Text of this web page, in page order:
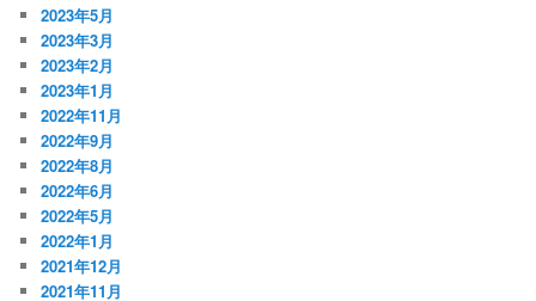
2023年5月
2023年3月
2023年2月
2023年1月
2022年11月
2022年9月
2022年8月
2022年6月
2022年5月
2022年1月
2021年12月
2021年11月